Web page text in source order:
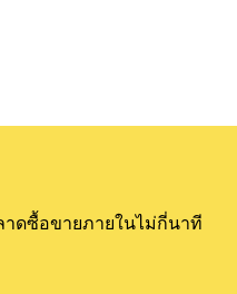
าดซื้อขายภายในไม่กี่นาที